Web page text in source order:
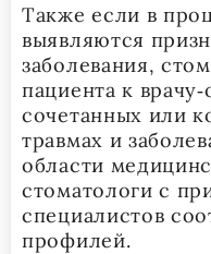
Также если в
выявляются
заболевания,
пациента к
сочетанных или
травмах и
области
стоматологи с
специалистов
профилей.